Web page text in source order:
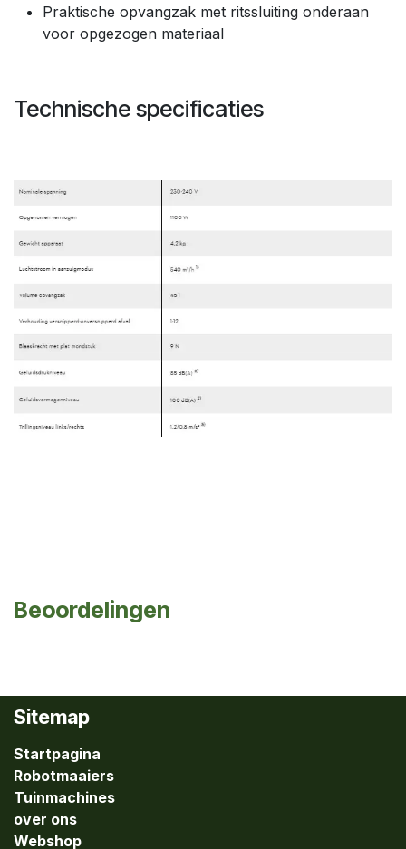
Praktische opvangzak met ritssluiting onderaan
voor opgezogen materiaal
Technische specificaties
Beoordelingen
Sitemap
Startpagina
Robotmaaiers
Tuinmachines
over ons
Webshop